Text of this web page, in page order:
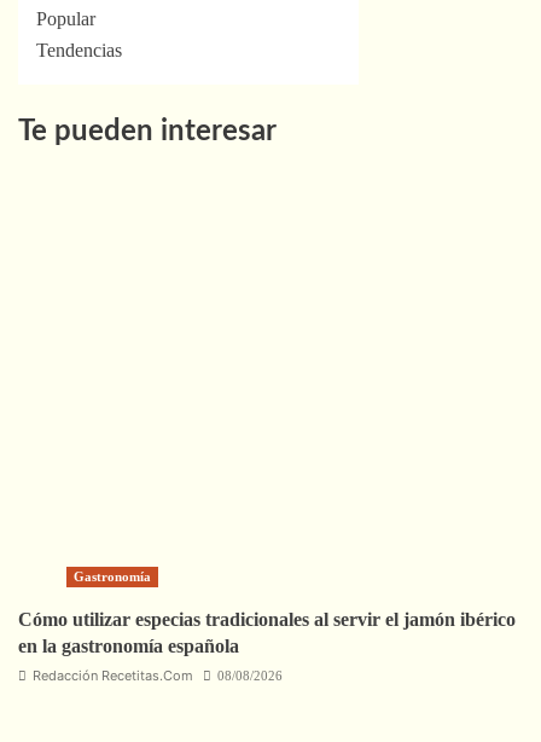
Popular
Tendencias
Te pueden interesar
Gastronomía
Cómo utilizar especias tradicionales al servir el jamón ibérico
en la gastronomía española
Redacción Recetitas.Com 08/08/2026